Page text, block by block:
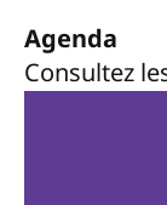
Agenda
Consultez